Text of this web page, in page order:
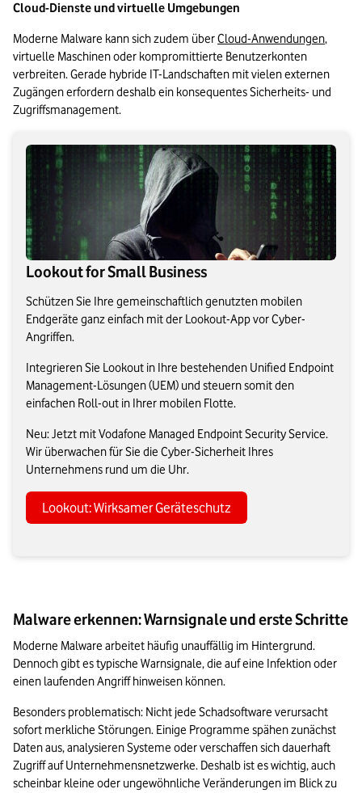
Cloud-Dienste und virtuelle Umgebungen
Moderne Malware kann sich zudem über Cloud-Anwendungen,
virtuelle Maschinen oder kompromittierte Benutzerkonten
verbreiten. Gerade hybride IT-Landschaften mit vielen externen
Zugängen erfordern deshalb ein konsequentes Sicherheits- und
Zugriffsmanagement.
Lookout for Small Business
Schützen Sie Ihre gemeinschaftlich genutzten mobilen
Endgeräte ganz einfach mit der Lookout-App vor Cyber-
Angriffen.
Integrieren Sie Lookout in Ihre bestehenden Unified Endpoint
Management-Lösungen (UEM) und steuern somit den
einfachen Roll-out in Ihrer mobilen Flotte.
Neu: Jetzt mit Vodafone Managed Endpoint Security Service.
Wir überwachen für Sie die Cyber-Sicherheit Ihres
Unternehmens rund um die Uhr.
Lookout: Wirksamer Geräteschutz
Malware erkennen: Warnsignale und erste Schritte
Moderne Malware arbeitet häufig unauffällig im Hintergrund.
Dennoch gibt es typische Warnsignale, die auf eine Infektion oder
einen laufenden Angriff hinweisen können.
Besonders problematisch: Nicht jede Schadsoftware verursacht
sofort merkliche Störungen. Einige Programme spähen zunächst
Daten aus, analysieren Systeme oder verschaffen sich dauerhaft
Zugriff auf Unternehmensnetzwerke. Deshalb ist es wichtig, auch
scheinbar kleine oder ungewöhnliche Veränderungen im Blick zu